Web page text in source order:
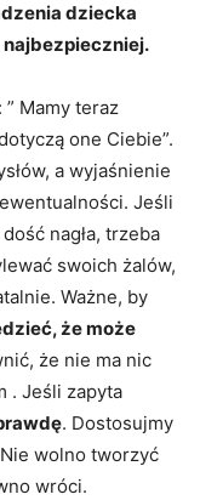
dziecka
Mamy teraz
one Ciebie”.
a wyjaśnienie
Jeśli
nagła, trzeba
swoich żalów,
Ważne, by
że może
że nie ma nic
. Jeśli zapyta
. Dostosujmy
wolno tworzyć
wróci.